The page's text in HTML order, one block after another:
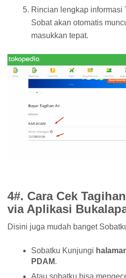
Rincian lengkap informasi
Sobat akan otomatis
masukkan tepat.
4#. Cara Cek
via Aplikasi
Disini juga mudah banget
Sobatku Kunjungi
PDAM.
Atau sobatku bisa